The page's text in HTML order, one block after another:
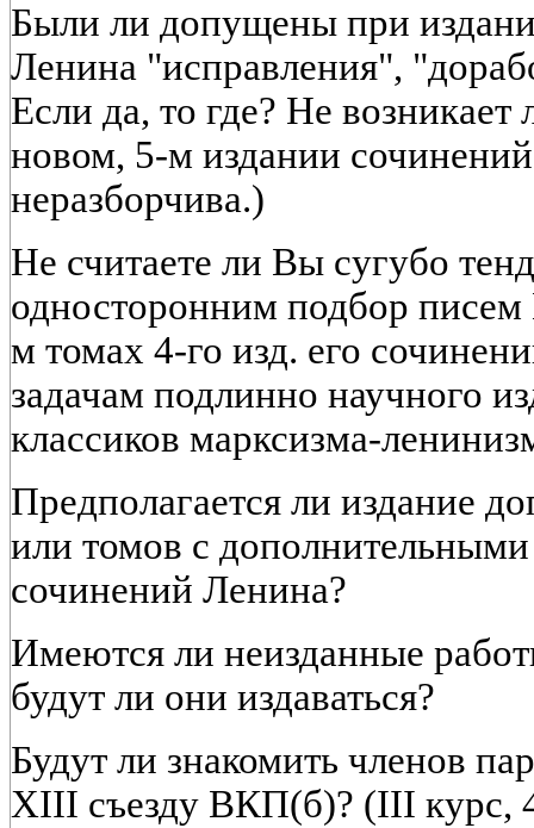
Были ли допущены при
Ленина "исправления",
Если да, то где? Не возникает
новом, 5-м издании
неразборчива.)
Не считаете ли Вы сугубо
односторонним подбор
м томах 4-го изд. его
задачам подлинно научного
классиков марксизма-
Предполагается ли издание
или томов с
сочинений Ленина?
Имеются ли неизданные
будут ли они издаваться?
Будут ли знакомить членов
XIII съезду ВКП(б)? (III курс,